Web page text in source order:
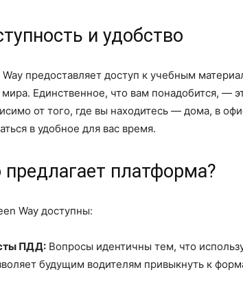
и удобство
Way предоставляет доступ к учебным
Единственное, что вам понадобится, —
от того, где вы находитесь — дома, в
в удобное для вас время.
предлагает платформа?
Way доступны:
ПДД: Вопросы идентичны тем, что
будущим водителям привыкнуть к